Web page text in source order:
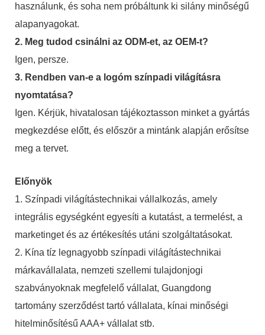
használunk, és soha nem próbáltunk ki silány minőségű
alapanyagokat.
2. Meg tudod csinálni az ODM-et, az OEM-t?
Igen, persze.
3. Rendben van-e a logóm színpadi világításra
nyomtatása?
Igen. Kérjük, hivatalosan tájékoztasson minket a gyártás
megkezdése előtt, és először a mintánk alapján erősítse
meg a tervet.
Előnyök
1. Színpadi világítástechnikai vállalkozás, amely
integrális egységként egyesíti a kutatást, a termelést, a
marketinget és az értékesítés utáni szolgáltatásokat.
2. Kína tíz legnagyobb színpadi világítástechnikai
márkavállalata, nemzeti szellemi tulajdonjogi
szabványoknak megfelelő vállalat, Guangdong
tartomány szerződést tartó vállalata, kínai minőségi
hitelminősítésű AAA+ vállalat stb.